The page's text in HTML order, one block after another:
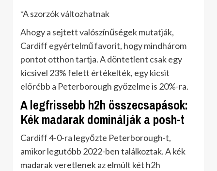
*A szorzók változhatnak
Ahogy a sejtett valószínűségek mutatják,
Cardiff egyértelmű favorit, hogy mindhárom
pontot otthon tartja. A döntetlent csak egy
kicsivel 23% felett értékelték, egy kicsit
előrébb a Peterborough győzelme is 20%-ra.
A legfrissebb h2h összecsapások:
Kék madarak dominálják a posh-t
Cardiff 4-0-ra legyőzte Peterborough-t,
amikor legutóbb 2022-ben találkoztak. A kék
madarak veretlenek az elmúlt két h2h